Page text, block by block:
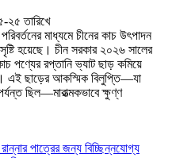
২৫ তারিখে
মাধ্যমে চীনের কাচ উৎপাদন
হয়েছে। চীন সরকার ২০২৬ সালের
পণ্যের রপ্তানি ভ্যাট ছাড় কমিয়ে
এই ছাড়ের আকস্মিক বিলুপ্তি—যা
ছিল—মারাত্মকভাবে ক্ষুণ্ণ